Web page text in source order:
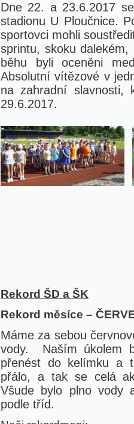
Dne 22. a 23.6.2017
stadionu U Ploučnice.
sportovci mohli
sprintu, skoku
běhu byli oceněni
Absolutní vítězové v
na zahradní slavnosti,
29.6.2017.
Rekord ŠD a ŠK
Re kord měsíce –
Máme za sebou
vody. Naším úkolem
přenést do kelímku
přálo, a tak se celá
Všude bylo plno vody
podle tříd.